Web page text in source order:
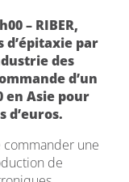
– RIBER,
d’épitaxie par
des
d’un
en Asie pour
d’euros.
une
de